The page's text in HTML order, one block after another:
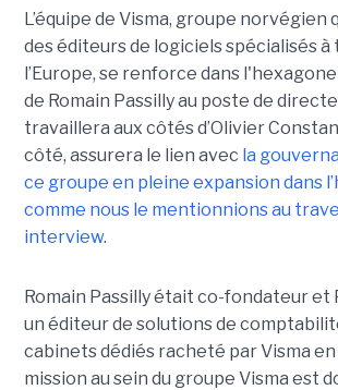
L’équipe de Visma, groupe norvégien
des éditeurs de logiciels spécialisés
l’Europe, se renforce dans
de Romain Passilly au poste de
travaillera aux côtés d’Olivier
côté, assurera le lien avec la
ce groupe en pleine expansion dans
comme nous le mentionnions au
interview.
Romain Passilly était co-fondateur et
un éditeur de solutions de
cabinets dédiés racheté par Visma en
mission au sein du groupe Visma est